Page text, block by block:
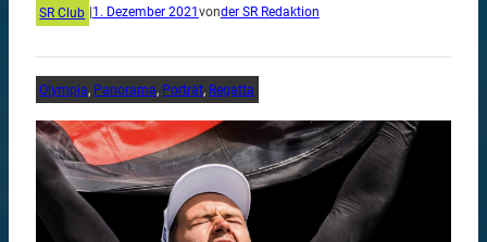
SR Club 1. Dezember 2021 vonder SR Redaktion
Olympia, Panorama, Porträt, Regatta